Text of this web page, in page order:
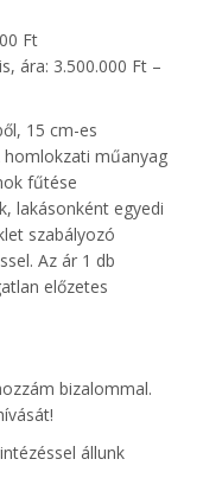
Ft
ára: 3.500.000 Ft –
15 cm-es
homlokzati műanyag
fűtése
lakásonként egyedi
szabályozó
Az ár 1 db
előzetes
bizalommal.
állunk